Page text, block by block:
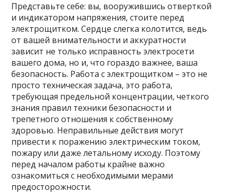
Представьте себе: вы, вооружившись отверткой
и индикатором напряжения, стоите перед
электрощитком. Сердце слегка колотится, ведь
от вашей внимательности и аккуратности
зависит не только исправность электросети
вашего дома, но и, что гораздо важнее, ваша
безопасность. Работа с электрощитком – это не
просто техническая задача, это работа,
требующая предельной концентрации, четкого
знания правил техники безопасности и
трепетного отношения к собственному
здоровью. Неправильные действия могут
привести к поражению электрическим током,
пожару или даже летальному исходу. Поэтому
перед началом работы крайне важно
ознакомиться с необходимыми мерами
предосторожности.